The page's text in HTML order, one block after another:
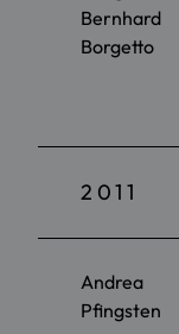
Bernhard
Borgetto
2011
Andrea
Pfingsten